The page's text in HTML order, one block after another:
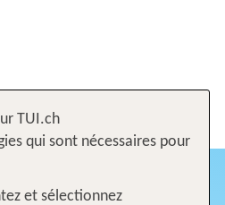
TUI.ch
qui sont nécessaires pour
et sélectionnez